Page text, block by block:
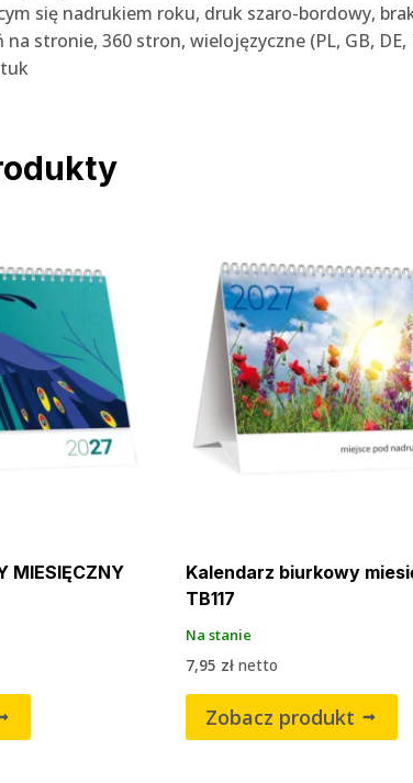
się nadrukiem roku, druk szaro-bordowy,
stronie, 360 stron, wielojęzyczne (PL, GB, DE,
MIESIĘCZNY
Kalendarz biurkowy
TB117
Na stanie
7,95 zł netto
Zobacz produkt